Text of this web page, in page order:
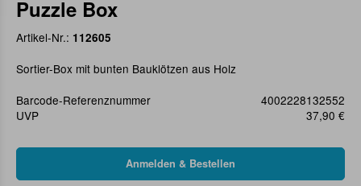
Puzzle Box
Artikel-Nr.: 112605
Sortier-Box mit bunten Bauklötzen aus Holz
Barcode-Referenznummer
4002228132552
UVP
37,90 €